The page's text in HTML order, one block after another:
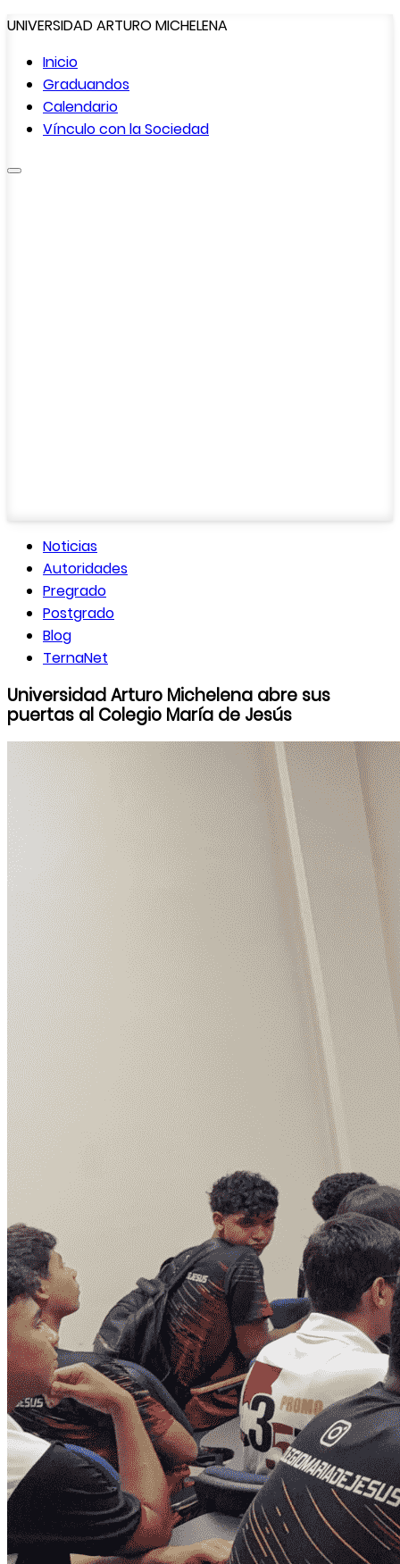
UNIVERSIDAD ARTURO MICHELENA
Inicio
Graduandos
Calendario
Vínculo con laSociedad
Noticias
Autoridades
Pregrado
Postgrado
Blog
TernaNet
Universidad Arturo Michelena abre sus
puertas al Colegio María de Jesús